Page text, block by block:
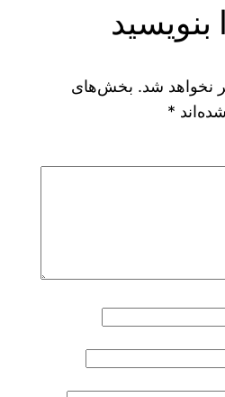
بنویسید
نخواهد شد. بخش‌های
*